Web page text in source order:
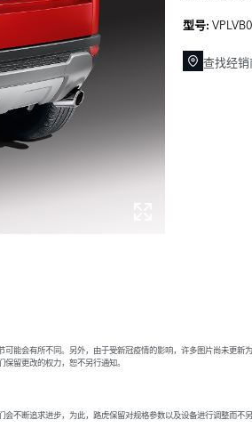
型号:
查找经
能会有所不同。另外，由于受新冠疫情的影响，许多图片尚未更
留更改的权力，恕不另行通知。
不断追求进步，为此，路虎保留对规格参数以及设备进行调整而不另